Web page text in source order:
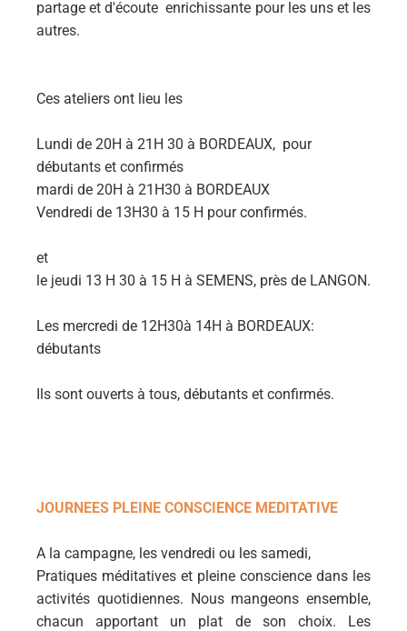
partage et d'écoute enrichissante pour les uns et les
autres.
Ces ateliers ont lieu les
Lundi de 20H à 21H 30 à BORDEAUX, pour
débutants et confirmés
mardi de 20H à 21H30 à BORDEAUX
Vendredi de 13H30 à 15 H pour confirmés.
et
le jeudi 13 H 30 à 15 H à SEMENS, près de LANGON.
Les mercredi de 12H30à 14H à BORDEAUX:
débutants
Ils sont ouverts à tous, débutants et confirmés.
JOURNEES PLEINE CONSCIENCE MEDITATIVE
A la campagne, les vendredi ou les samedi,
Pratiques méditatives et pleine conscience dans les
activités quotidiennes. Nous mangeons ensemble,
chacun apportant un plat de son choix. Les